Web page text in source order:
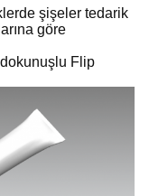
şişeler tedarik
göre
Flip